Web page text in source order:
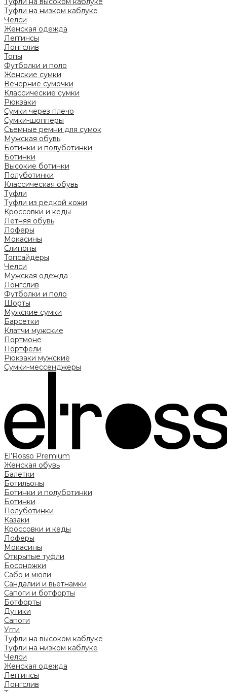
Туфли на низком каблуке
Челси
Женская одежда
Леггинсы
Лонгслив
Топы
Футболки и поло
Женские сумки
Вечерние сумочки
Классические сумки
Рюкзаки
Сумки через плечо
Сумки-шопперы
Съемные ремни для сумок
Мужская обувь
Ботинки и полуботинки
Ботинки
Высокие ботинки
Полуботинки
Классическая обувь
Туфли
Туфли из редкой кожи
Кроссовки и кеды
Летняя обувь
Лоферы
Мокасины
Слипоны
Топсайдеры
Челси
Мужская одежда
Лонгслив
Футболки и поло
Шорты
Мужские сумки
Барсетки
Клатчи мужские
Портмоне
Портфели
Рюкзаки мужские
Сумки-мессенджеры
El’Rosso Premium
Женская обувь
Балетки
Ботильоны
Ботинки и полуботинки
Ботинки
Полуботинки
Казаки
Кроссовки и кеды
Лоферы
Мокасины
Открытые туфли
Босоножки
Сабо и мюли
Сандалии и вьетнамки
Сапоги и ботфорты
Ботфорты
Дутики
Сапоги
Угги
Туфли на высоком каблуке
Туфли на низком каблуке
Челси
Женская одежда
Леггинсы
Лонгслив